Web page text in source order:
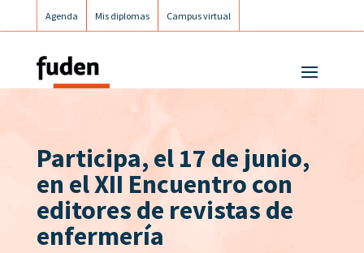
Agenda Mis diplomas Campus virtual
Participa, el 17 de junio,
en el XII Encuentro con
editores de revistas de
enfermería